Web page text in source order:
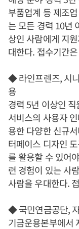
부품업계 등 제조
는 모든 경력 10년
상인 사람에게 지
대한다. 접수기간
◆ 라인프렌즈, 시
용
경력 5년 이상인
서비스의 사용자
용한 다양한 신규
터페이스 디자인
를 활용할 수 있어
련 경험이 있는 사
사람을 우대한다.
◆ 국민연금공단,
기금운용본부에서